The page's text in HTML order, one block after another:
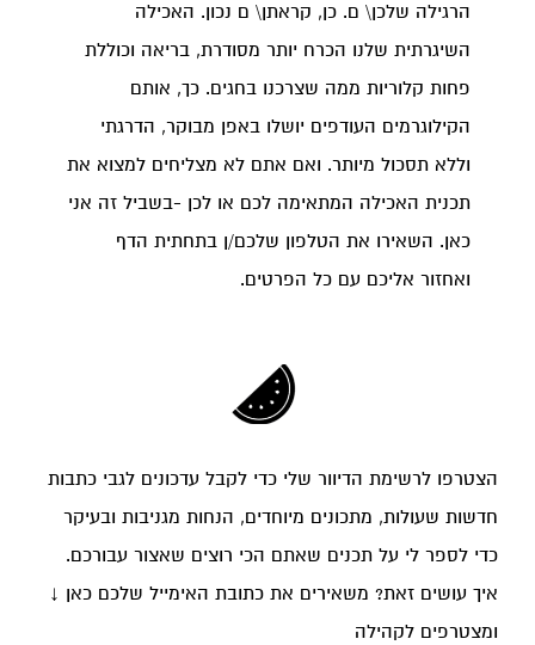
הרגילה שלכן\ ם. כן, קראתן\ ם נכון. האכילה
השיגרתית שלנו הכרח יותר מסודרת, בריאה וכוללת
פחות קלוריות ממה שצרכנו בחגים. כך, אותם
הקילוגרמים העודפים יושלו באפן מבוקר, הדרגתי
וללא תסכול מיותר. ואם אתם לא מצליחים למצוא את
תכנית האכילה המתאימה לכם או לכן -בשביל זה אני
כאן. השאירו את הטלפון שלכם/ן בתחתית הדף
ואחזור אליכם עם כל הפרטים.
לרשימת הדיוור שלי כדי לקבל עדכונים לגבי כתבות
שעולות, מתכונים מיוחדים, הנחות מגניבות ובעיקר
לספר לי על תכנים שאתם הכי רוצים שאצור עבורכם.
עושים זאת? משאירים את כתובת האימייל שלכם כאן ↓
לקהילה